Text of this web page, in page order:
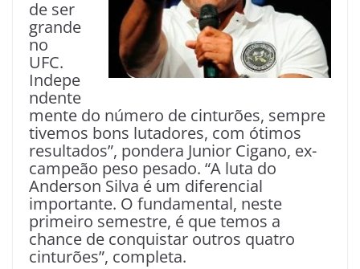
de ser
grande
no
UFC.
Indepe
ndente
mente do número de cinturões, sempre
tivemos bons lutadores, com ótimos
resultados”, pondera Junior Cigano, ex-
campeão peso pesado. “A luta do
Anderson Silva é um diferencial
importante. O fundamental, neste
primeiro semestre, é que temos a
chance de conquistar outros quatro
cinturões”, completa.